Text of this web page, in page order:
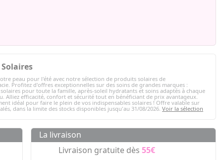
peau pour l'été avec notre sélection de produits solaires de
Profitez d'offres exceptionnelles sur des soins de grandes marques :
pour toute la famille, après-soleil hydratants et soins adaptés à chaque
Alliez efficacité, confort et sécurité tout en bénéficiant de prix avantageux.
idéal pour faire le plein de vos indispensables solaires ! Offre valable sur
dans la limite des stocks disponibles jusqu'au 31/08/2026.Voir la sélection
La livraison
Livraison gratuite dès55€